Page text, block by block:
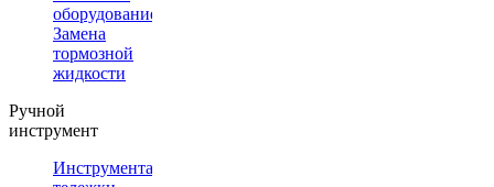
оборудование
Замена
тормозной
жидкости
Ручной
инструмент
Инструментальные